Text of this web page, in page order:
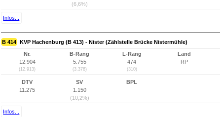
(6,6%)
Infos...
B 414 KVP Hachenburg (B 413) - Nister (Zählstelle Brücke Nistermühle)
Nr.
12.904
(12.913)
B-Rang
5.755
(3.378)
L-Rang
474
(310)
Land
RP
DTV
11.275
SV
1.150
(10,2%)
BPL
Infos...